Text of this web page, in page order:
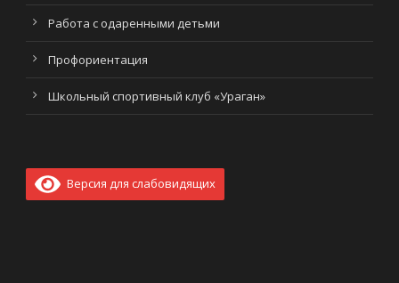
Работа с одаренными детьми
Профориентация
Школьный спортивный клуб «Ураган»
Версия для слабовидящих